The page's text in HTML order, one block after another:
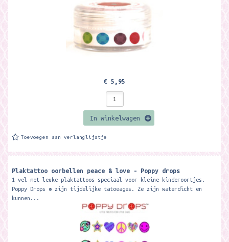
€ 5,95
In winkelwagen
Toevoegen aan verlanglijstje
Plaktattoo oorbellen peace & love - Poppy drops
1 vel met leuke plaktattoos speciaal voor kleine kinderoortjes.
Poppy Drops ® zijn tijdelijke tatoeages. Ze zijn waterdicht en
kunnen...